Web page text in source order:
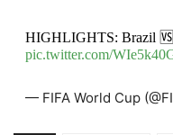
HIGHLIGHTS: Brazil
pic.twitter.com/
— FIFA World Cup